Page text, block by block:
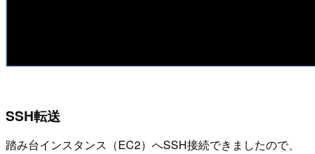
SSH転送
踏み台インスタンス（EC2）へSSH接続できましたので、